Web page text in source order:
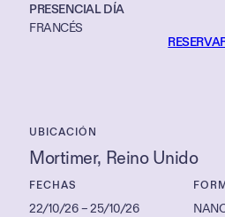
PRESENCIAL DÍA
FRANCÉS
UBICACIÓN
Mortimer, Reino Unido
FECHAS
22/10/26 –25/10/26